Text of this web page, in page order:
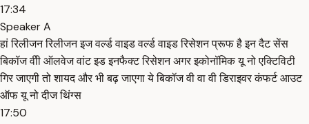
17:34
Speaker A
हां रिलीजन रिलीजन इज वर्ल्ड वाइड वर्ल्ड वाइड रिसेशन प्रूफ है इन दैट सेंस
बिकॉज वीी ऑलवेज वांट इड इनफैक्ट रिसेशन अगर इकोनॉमिक यू नो एक्टिविटी
गिर जाएगी तो शायद और भी बढ़ जाएगा ये बिकॉज वी वा वी डिराइवर कंफर्ट आउट
ऑफ यू नो दीज थिंग्स
17:50